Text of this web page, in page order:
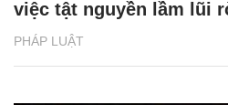
PHÁP LUẬT
việc tật nguyền lầm lũi